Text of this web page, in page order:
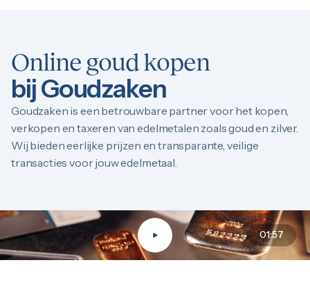
Online goud kopen
bij Goudzaken
Goudzaken is een betrouwbare partner voor het kopen,
verkopen en taxeren van edelmetalen zoals goud en zilver.
Wij bieden eerlijke prijzen en transparante, veilige
transacties voor jouw edelmetaal.
01:57